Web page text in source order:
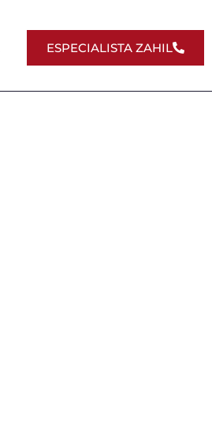
ESPECIALISTA ZAHIL